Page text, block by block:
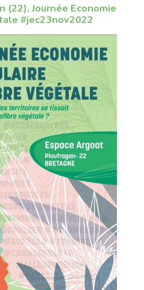
(22), Journée Economie
#jec23nov2022